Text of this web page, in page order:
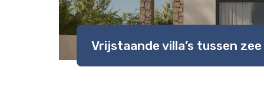
Vrijstaande villa’s tussen